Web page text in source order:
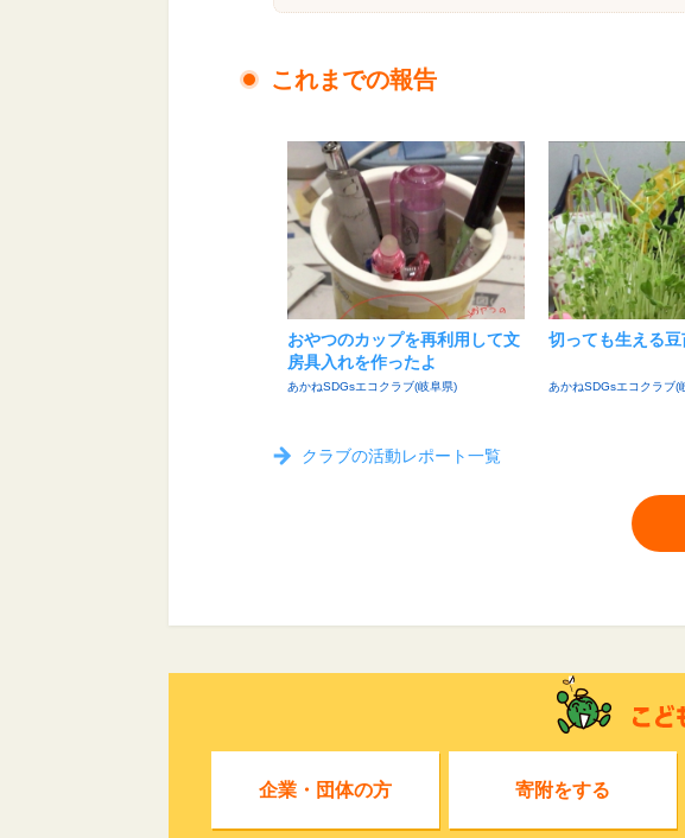
これまでの報告
おやつのカップを再利用して文
房具入れを作ったよ
あかねSDGsエコクラブ(岐阜県)
切っても生える豆
あかねSDGsエコクラブ(
クラブの活動レポート一覧
企業・団体の方 寄附をする